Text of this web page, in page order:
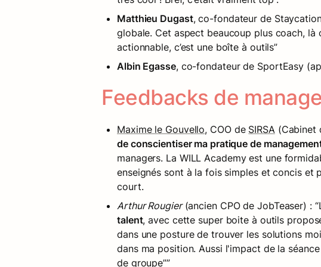
Matthieu Dugast, co-fondateur de
globale. Cet aspect beaucoup plus coach, là
actionnable, c’est une boîte à outils”
Albin Egasse, co-fondateur de SportEasy
Feedbacks de
Maxime le Gouvello, COO de SIRSA (Cabinet
de conscientiser ma pratique de
managers. La WILL Academy est une
enseignés sont à la fois simples et concis et
court.
Arthur Rougier (ancien CPO de JobTeaser) :
talent, avec cette super boite à outils
dans une posture de trouver les solutions
dans ma position. Aussi l'impact de la
de groupe””